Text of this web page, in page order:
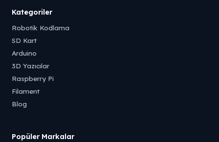
Kategoriler
Robotik Kodlama
SD Kart
Arduino
3D Yazıcılar
Raspberry Pi
Filament
Blog
Popüler Markalar